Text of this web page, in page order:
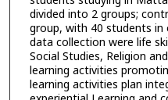
divided into 2 groups;
group, with 40 students in
data collection were life
Social Studies, Religion
learning activities
learning activities plan